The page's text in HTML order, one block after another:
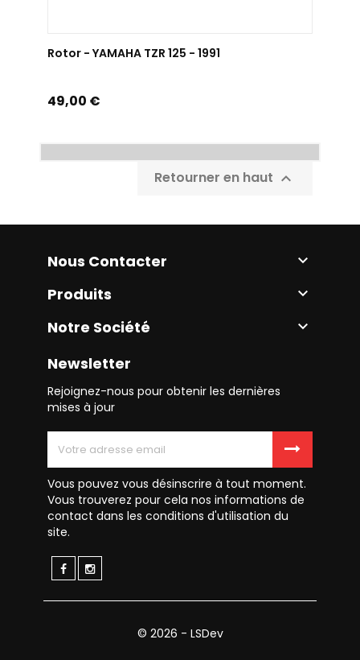
Rotor - YAMAHA TZR 125 - 1991
Prix
49,00 €
Retourner en haut 
Nous Contacter 
Produits 
Notre Société 
Newsletter
Rejoignez-nous pour obtenir les dernières
mises à jour
Vous pouvez vous désinscrire à tout moment.
Vous trouverez pour cela nos informations de
contact dans les conditions d'utilisation du
site.
© 2026 - LSDev